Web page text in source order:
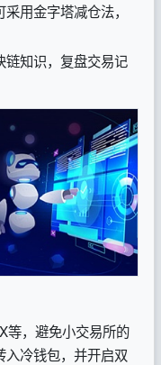
用金字塔减仓法，
知识，复盘交易记
等，避免小交易所的
入冷钱包，并开启双